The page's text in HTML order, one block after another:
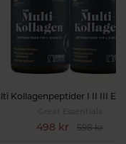
Great Essentials
498 kr 598 kr